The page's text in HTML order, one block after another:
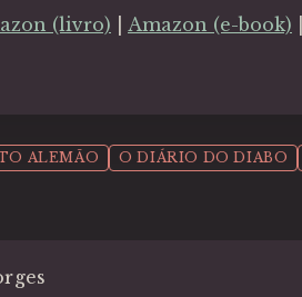
(livro) Amazon (e-book)
ALEMÃO O DIÁRIO DO DIABO